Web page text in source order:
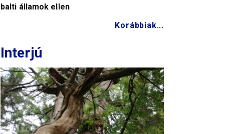
balti államok ellen
Korábbiak...
Interjú